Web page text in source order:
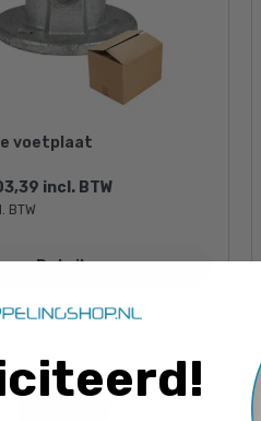
voetplaat
incl. BTW
BTW
Details
!